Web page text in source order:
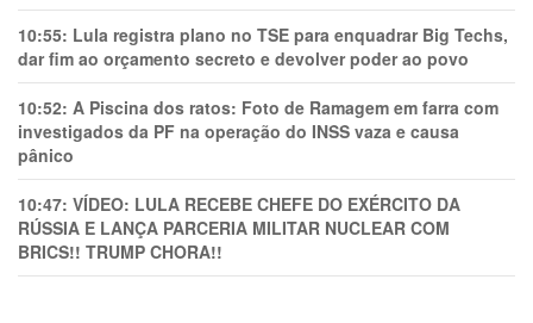
10:55: Lula registra plano no TSE para enquadrar Big Techs,
dar fim ao orçamento secreto e devolver poder ao povo
10:52: A Piscina dos ratos: Foto de Ramagem em farra com
investigados da PF na operação do INSS vaza e causa
pânico
10:47: VÍDEO: LULA RECEBE CHEFE DO EXÉRCITO DA
RÚSSIA E LANÇA PARCERIA MILITAR NUCLEAR COM
BRICS!! TRUMP CHORA!!